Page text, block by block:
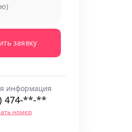
заявку
информация
474-**-**
номер